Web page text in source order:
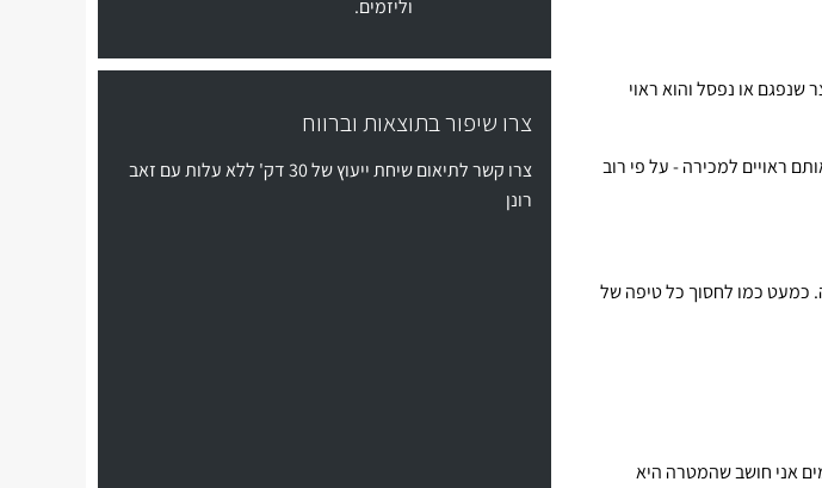
שנפגם או נפסל והוא ראוי
ראויים למכירה - על פי רוב
כמעט כמו לחסוך כל טיפה של
אני חושב שהמטרה היא
וליזמים.
צרו שיפור בתוצאות וברווח
צרו קשר לתיאום שיחת ייעוץ של 30 דק' ללא עלות עם זאב
רונן